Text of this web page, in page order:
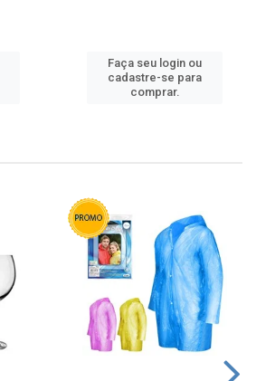
Faça seu login ou
cadastre-se para
comprar.